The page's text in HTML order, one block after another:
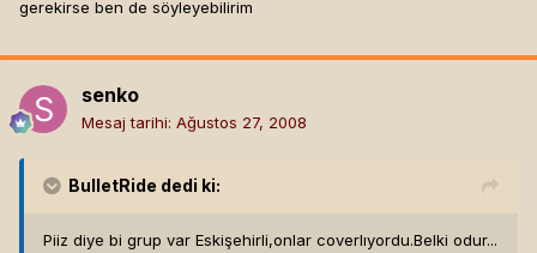
gerekirse ben de söyleyebilirim
senko
Mesaj tarihi: Ağustos 27, 2008
BulletRide dedi ki:
Piiz diye bi grup var Eskişehirli,onlar coverlıyordu.Belki odur...